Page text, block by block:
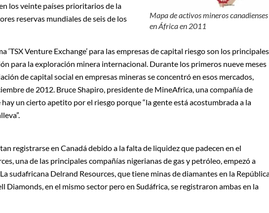
Mapa de activos mineros canadienses
en África en 2011
los veinte países prioritarios de la
reservas mundiales de seis de los
‘TSX Venture Exchange’ para las empresas de capital riesgo son los principales
para la exploración minera internacional. Durante los primeros nueve meses
de capital social en empresas mineras se concentró en esos mercados,
de 2012. Bruce Shapiro, presidente de MineAfrica, una compañía de
un cierto apetito por el riesgo porque “la gente está acostumbrada a la
registrarse en Canadá debido a la falta de liquidez que padecen en el
una de las principales compañías nigerianas de gas y petróleo, empezó a
sudafricana Delrand Resources, que tiene minas de diamantes en la
Diamonds, en el mismo sector pero en Sudáfrica, se registraron ambas en la